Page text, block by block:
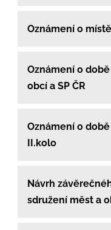
Oznámení o
Oznámení o
obcí a SP ČR
Oznámení o
II.kolo
Návrh
sdružení měst a